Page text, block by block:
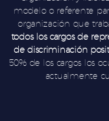
modelo o referente
organización que
todos los cargos de
de discriminación
50% de los cargos los
actualmente